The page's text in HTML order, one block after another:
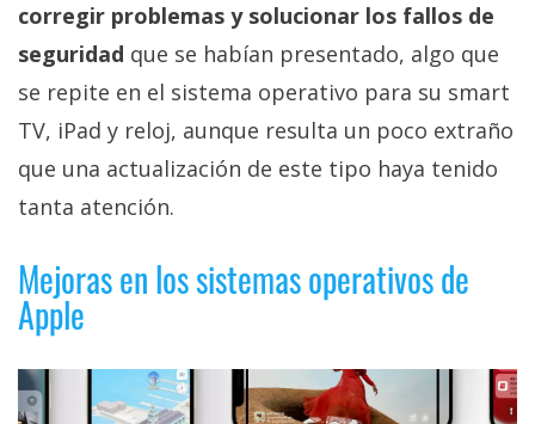
Contacto
/
Sobre
nosotros
/
Publicidad
/
de
privacidad
Aviso
Legal
corregir problemas y solucionar los fallos de
seguridad que se habían presentado, algo que
se repite en el sistema operativo para su smart
TV, iPad y reloj, aunque resulta un poco extraño
que una actualización de este tipo haya tenido
tanta atención.
Mejoras en los sistemas operativos de
Apple